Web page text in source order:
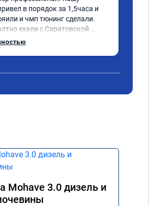
в порядок за 1,5часа и
и чмп тюнинг сделали.
ехали с Саратовской
Самары и не зря. Но у них есть
Mohave 3.0 дизель и